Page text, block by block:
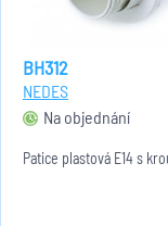
BH312
NEDES
Na objednání
Patice plastová E14 s